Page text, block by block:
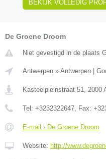
BEKIJK VOLLEDIG
De Groene Droom
Niet gevestigd in de plaats
Antwerpen » Antwerpen |
Kasteelpleinstraat 51 2000
Tel: +3232322647 , Fax:
E-mail › De Groene Droom
Website: http://